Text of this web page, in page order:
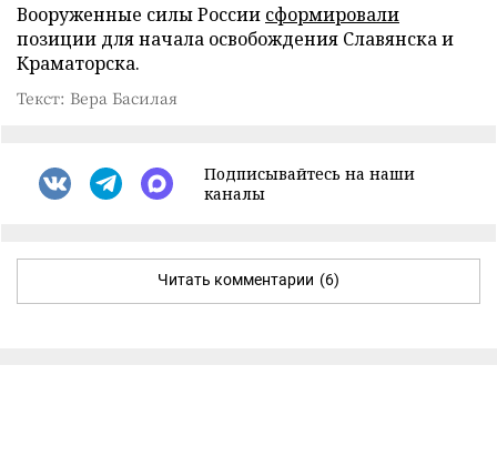
Вооруженные силы России сформировали
позиции для начала освобождения Славянска и
Краматорска.
Текст: Вера Басилая
Подписывайтесь на наши
каналы
Читать комментарии (6)